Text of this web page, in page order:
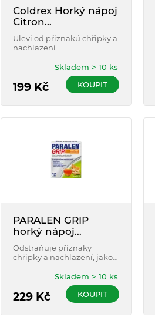
Coldrex Horký nápoj
Citron
750mg/10mg/60mg
prášek pro roztok 10
Uleví od příznaků chřipky a
nachlazení.
199Kč
Skladem > 10 ks
KOUPIT
PARALEN GRIP
horký nápoj
pomeranč a zázvor
12 sáčků
Odstraňuje příznaky
chřipky a nachlazení, jako
bolest hlavy, bolest v krku.
Neobsahuje cukr.
Nezpůsobuje ospalost. Bez
umělých barviv. Pro
dospělé a dospívající od 12
229Kč
Skladem > 10 ks
KOUPIT